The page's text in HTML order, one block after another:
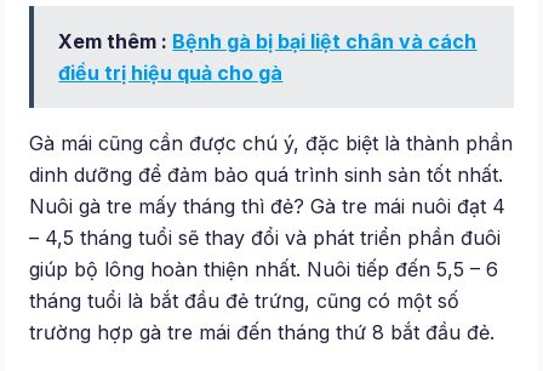
Xem thêm : Bệnh gà bị bại liệt chân và cách
điều trị hiệu quả cho gà
Gà mái cũng cần được chú ý, đặc biệt là thành phần
dinh dưỡng để đảm bảo quá trình sinh sản tốt nhất.
Nuôi gà tre mấy tháng thì đẻ? Gà tre mái nuôi đạt 4
– 4,5 tháng tuổi sẽ thay đổi và phát triển phần đuôi
giúp bộ lông hoàn thiện nhất. Nuôi tiếp đến 5,5 – 6
tháng tuổi là bắt đầu đẻ trứng, cũng có một số
trường hợp gà tre mái đến tháng thứ 8 bắt đầu đẻ.